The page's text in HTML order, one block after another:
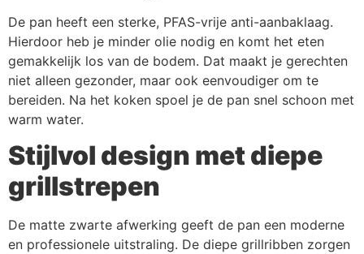
De pan heeft een sterke, PFAS-vrije anti-aanbaklaag.
Hierdoor heb je minder olie nodig en komt het eten
gemakkelijk los van de bodem. Dat maakt je gerechten
niet alleen gezonder, maar ook eenvoudiger om te
bereiden. Na het koken spoel je de pan snel schoon met
warm water.
Stijlvol design met diepe
grillstrepen
De matte zwarte afwerking geeft de pan een moderne
en professionele uitstraling. De diepe grillribben zorgen